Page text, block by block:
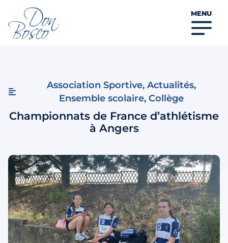
MENU
Association Sportive, Actualités,
Ensemble scolaire, Collège
Championnats de France d’athlétisme
à Angers